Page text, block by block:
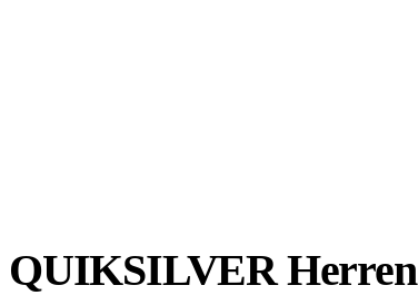
QUIKSILVER Herren